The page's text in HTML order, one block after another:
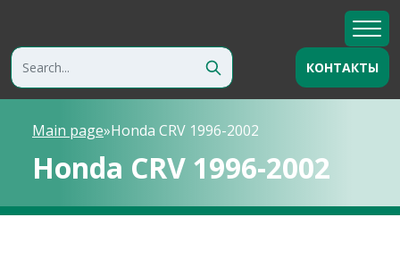
КОНТАКТЫ
Main page»Honda CRV 1996-2002
Honda CRV 1996-2002